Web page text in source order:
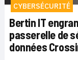
CYBERSÉCURITÉ
Bertin IT
passerelle de
données